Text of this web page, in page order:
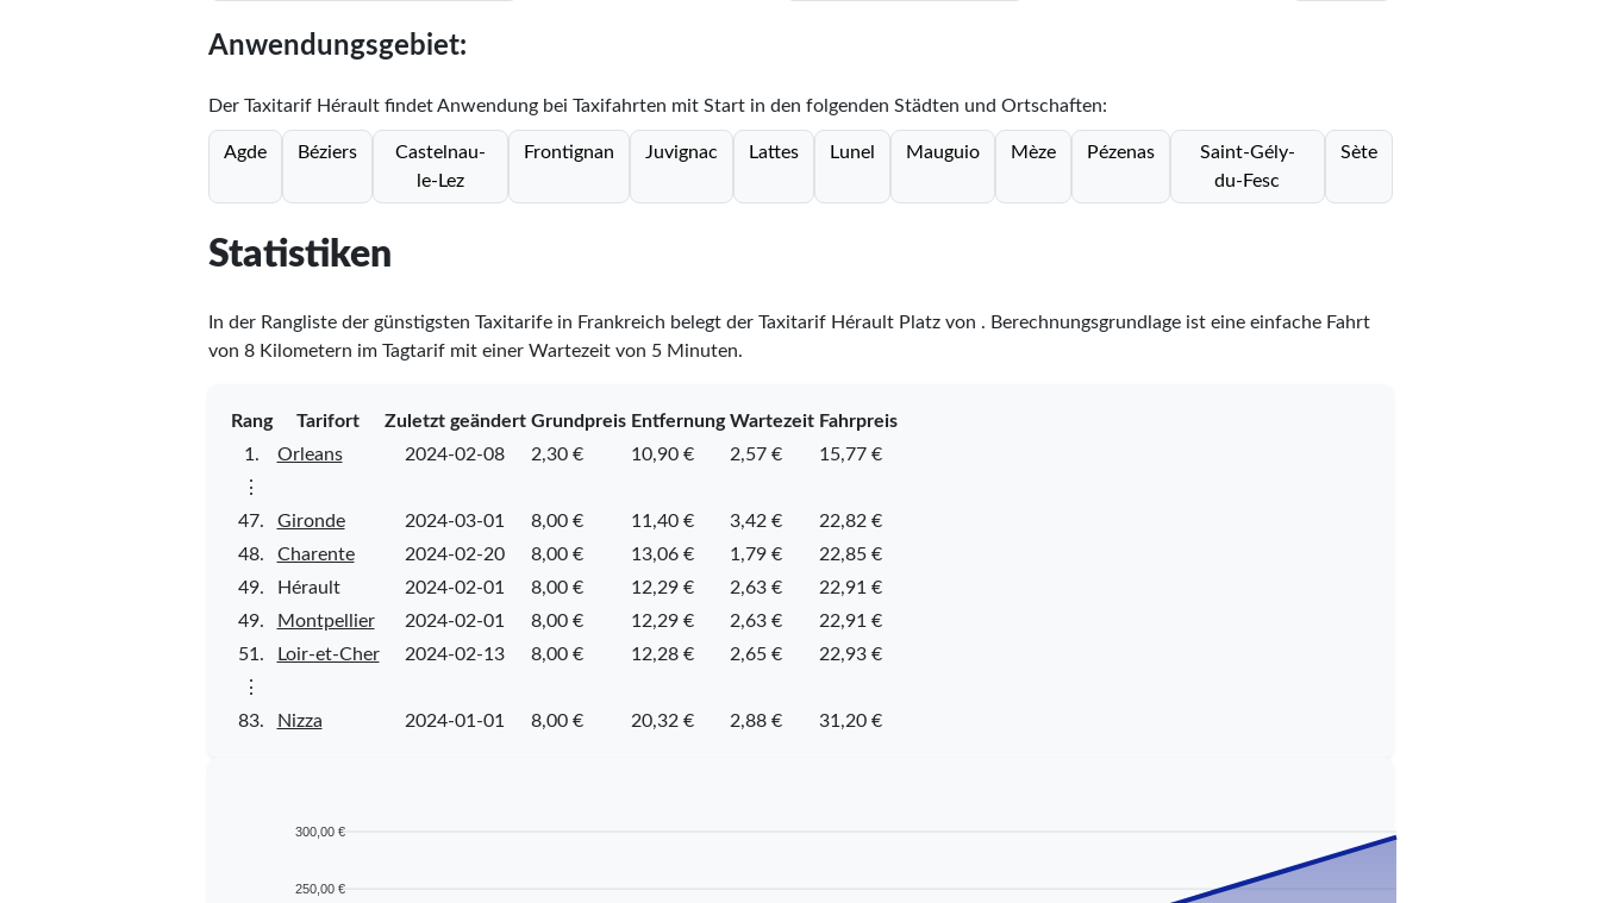
Anwendungsgebiet:
Der Taxitarif Hérault findet Anwendung bei Taxifahrten mit Start in den folgenden Städten und Ortschaften:
Agde Béziers
Castelnau-
le-Lez
Frontignan Juvignac Lattes Lunel Mauguio Mèze Pézenas
Saint-Gély-
du-Fesc
Sète
Statistiken
In der Rangliste der günstigsten Taxitarife in Frankreich belegt der Taxitarif Hérault Platz von . Berechnungsgrundlage ist eine einfache Fahrt
von 8 Kilometern im Tagtarif mit einer Wartezeit von 5 Minuten.
Rang Tarifort Zuletzt geändert Grundpreis Entfernung Wartezeit Fahrpreis
1.
Orleans 2024-02-08 2,30 € 10,90 € 2,57 €
15,77 €
⋮
47.
Gironde 2024-03-01 8,00 € 11,40 € 3,42 €
22,82 €
48.
Charente 2024-02-20 8,00 € 13,06 € 1,79 €
22,85 €
49.
Hérault 2024-02-01 8,00 € 12,29 € 2,63 €
22,91 €
49.
Montpellier 2024-02-01 8,00 € 12,29 € 2,63 €
22,91 €
51.
Loir-et-Cher 2024-02-13 8,00 € 12,28 € 2,65 €
22,93 €
⋮
83.
Nizza 2024-01-01 8,00 € 20,32 € 2,88 € 31,20 €
300,00 €
250,00 €